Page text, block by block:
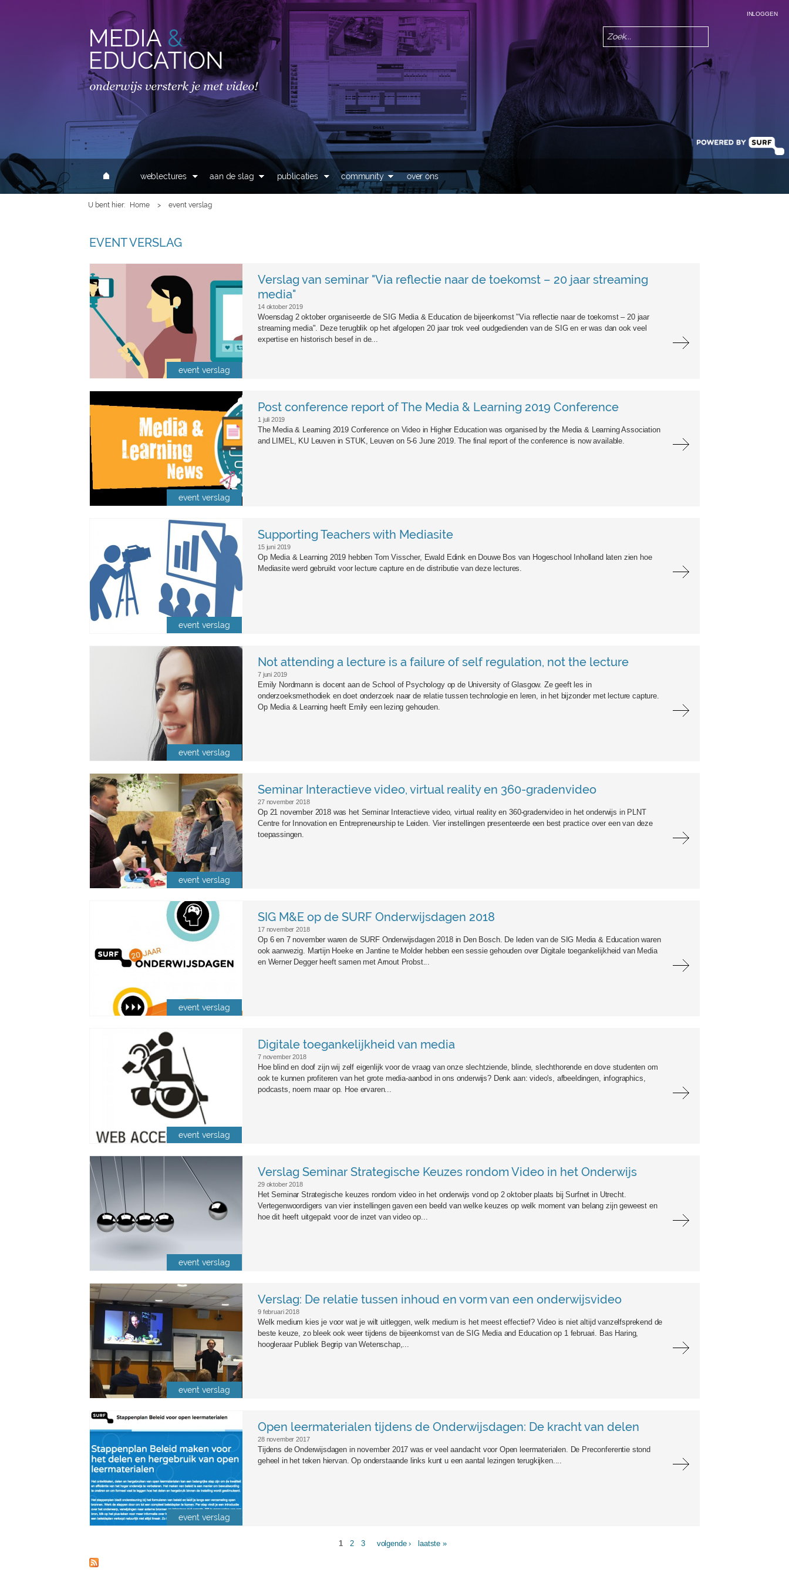
Overslaan en naar de
inhoud gaan
MAIN MENU
weblectures aan de slag publicaties community over ons
Zoekveld
Zoeken
INLOGGEN
U bent hier Home > event verslag
EVENT VERSLAG
streaming.jpg
event verslag
Verslag van seminar "Via reflectie naar de toekomst – 20 jaar streaming
media"
14 oktober 2019
Woensdag 2 oktober organiseerde de SIG Media & Education de bijeenkomst "Via reflectie naar de toekomst – 20 jaar
streaming media". Deze terugblik op het afgelopen 20 jaar trok veel oudgedienden van de SIG en er was dan ook veel
expertise en historisch besef in de...
media-and-learning-news.png
event verslag
Post conference report of The Media & Learning 2019 Conference
1 juli 2019
The Media & Learning 2019 Conference on Video in Higher Education was organised by the Media & Learning Association
and LIMEL, KU Leuven in STUK, Leuven on 5-6 June 2019. The final report of the conference is now available.
lecture_capture.png
event verslag
Supporting Teachers with Mediasite
15 juni 2019
Op Media & Learning 2019 hebben Tom Visscher, Ewald Edink en Douwe Bos van Hogeschool Inholland laten zien hoe
Mediasite werd gebruikt voor lecture capture en de distributie van deze lectures.
emily_nordman.jpg
event verslag
Not attending a lecture is a failure of self regulation, not the lecture
7 juni 2019
Emily Nordmann is docent aan de School of Psychology op de University of Glasgow. Ze geeft les in
onderzoeksmethodiek en doet onderzoek naar de relatie tussen technologie en leren, in het bijzonder met lecture capture.
Op Media & Learning heeft Emily een lezing gehouden.
serioius_talks.jpg
event verslag
Seminar Interactieve video, virtual reality en 360-gradenvideo
27 november 2018
Op 21 november 2018 was het Seminar Interactieve video, virtual reality en 360-gradenvideo in het onderwijs in PLNT
Centre for Innovation en Entrepreneurship te Leiden. Vier instellingen presenteerde een best practice over een van deze
toepassingen.
surf_owd18.jpg
event verslag
SIG M&E op de SURF Onderwijsdagen 2018
17 november 2018
Op 6 en 7 november waren de SURF Onderwijsdagen 2018 in Den Bosch. De leden van de SIG Media & Education waren
ook aanwezig. Martijn Hoeke en Jantine te Molder hebben een sessie gehouden over Digitale toegankelijkheid van Media
en Werner Degger heeft samen met Arnout Probst...
web-accessibility.gif
event verslag
Digitale toegankelijkheid van media
7 november 2018
Hoe blind en doof zijn wij zelf eigenlijk voor de vraag van onze slechtziende, blinde, slechthorende en dove studenten om
ook te kunnen profiteren van het grote media-aanbod in ons onderwijs? Denk aan: video's, afbeeldingen, infographics,
podcasts, noem maar op. Hoe ervaren...
newton-s-cradle-balls-sphere-action-60582.jpeg
event verslag
Verslag Seminar Strategische Keuzes rondom Video in het Onderwijs
29 oktober 2018
Het Seminar Strategische keuzes rondom video in het onderwijs vond op 2 oktober plaats bij Surfnet in Utrecht.
Vertegenwoordigers van vier instellingen gaven een beeld van welke keuzes op welk moment van belang zijn geweest en
hoe dit heeft uitgepakt voor de inzet van video op...
bash1.jpg
event verslag
Verslag: De relatie tussen inhoud en vorm van een onderwijsvideo
9 februari 2018
Welk medium kies je voor wat je wilt uitleggen, welk medium is het meest effectief? Video is niet altijd vanzelfsprekend de
beste keuze, zo bleek ook weer tijdens de bijeenkomst van de SIG Media and Education op 1 februari. Bas Haring,
hoogleraar Publiek Begrip van Wetenschap,...
stappenplan_ol.jpg
event verslag
Open leermaterialen tijdens de Onderwijsdagen: De kracht van delen
28 november 2017
Tijdens de Onderwijsdagen in november 2017 was er veel aandacht voor Open leermaterialen. De Preconferentie stond
geheel in het teken hiervan. Op onderstaande links kunt u een aantal lezingen terugkijken....
1 2 3 volgende › laatste »